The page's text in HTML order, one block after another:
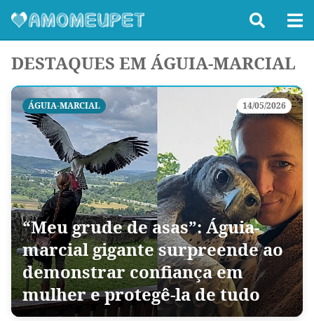
DESTAQUES EM ÁGUIA-MARCIAL
ÁGUIA-MARCIAL 14/05/2026
“Meu grude de asas”: Águia-
marcial gigante surpreende ao
demonstrar confiança em
mulher e protegê-la de tudo